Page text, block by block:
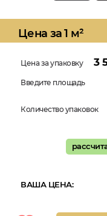
Цена за 1 м²
Цена за упаковку 3
Введите площадь
Количество упаковок
ВАША ЦЕНА: